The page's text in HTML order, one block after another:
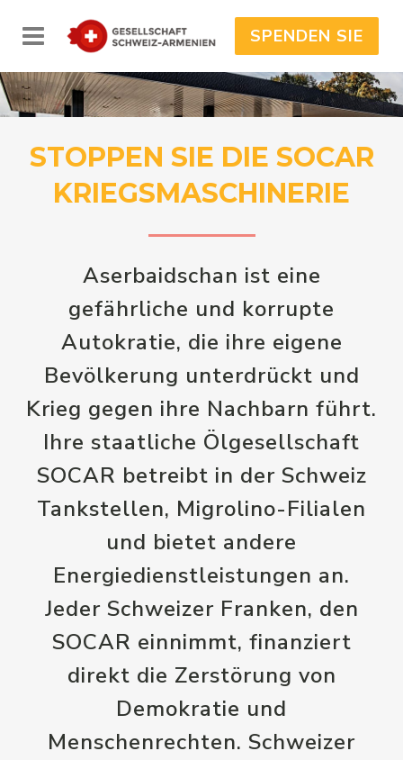
SPENDEN SIE
STOPPEN SIE DIE SOCAR
KRIEGSMASCHINERIE
Aserbaidschan ist eine
gefährliche und korrupte
Autokratie, die ihre eigene
Bevölkerung unterdrückt und
Krieg gegen ihre Nachbarn führt.
Ihre staatliche Ölgesellschaft
SOCAR betreibt in der Schweiz
Tankstellen, Migrolino-Filialen
und bietet andere
Energiedienstleistungen an.
Jeder Schweizer Franken, den
SOCAR einnimmt, finanziert
direkt die Zerstörung von
Demokratie und
Menschenrechten. Schweizer